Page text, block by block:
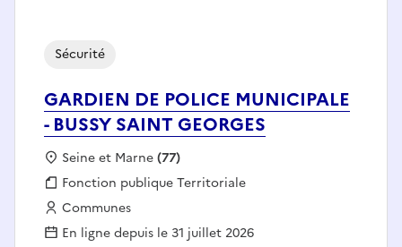
GARDIEN DE POLICE MUNICIPALE
- BUSSY SAINT GEORGES
Sécurité
Localisation :
Seine et Marne(77)
Fonction publique :
Fonction publique Territoriale
Employeur :
Communes
En ligne depuis le 31 juillet 2026